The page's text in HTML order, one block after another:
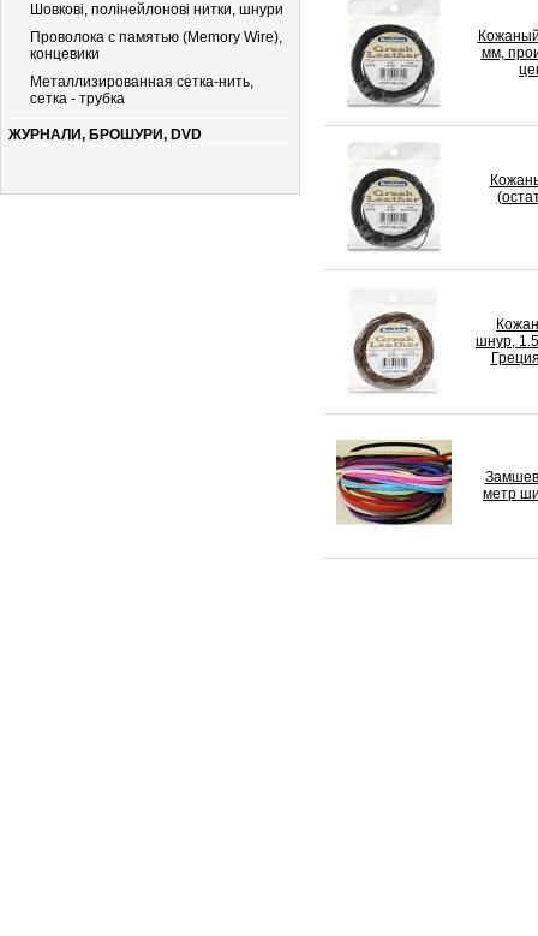
Шовкові, полінейлонові нитки, шнури
Проволока с памятью (Memory Wire),
концевики
Металлизированная сетка-нить,
сетка - трубка
ЖУРНАЛИ, БРОШУРИ, DVD
мм,
шнур,
метр